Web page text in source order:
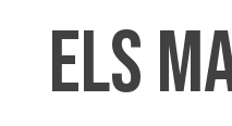
Els